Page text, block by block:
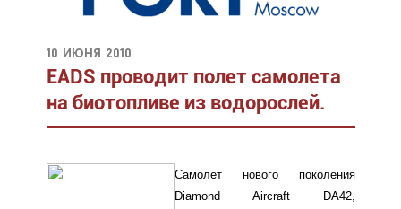
10 июня 2010
EADS проводит полет самолета
на биотопливе из водорослей.
Самолет нового поколения
Diamond Aircraft DA42,